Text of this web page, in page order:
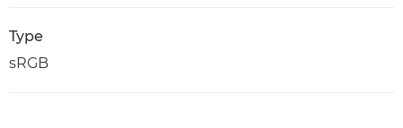
Type
sRGB